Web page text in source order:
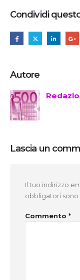
Condividi
Autore
Lascia un
Il tuo indirizzo
obbligatori
Commento *